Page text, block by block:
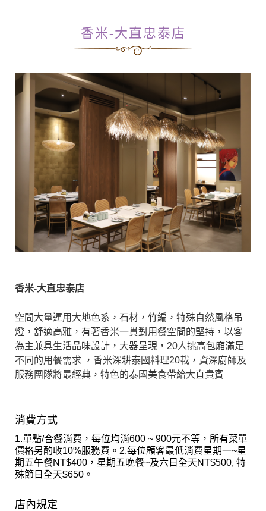
香米-大直忠泰店
香米-大直忠泰店
空間大量運用大地色系，石材，竹編，特殊自然風格吊
燈，舒適高雅，有著香米一貫對用餐空間的堅持，以客
為主兼具生活品味設計，大器呈現，20人挑高包廂滿足
不同的用餐需求 ，香米深耕泰國料理20載，資深廚師及
服務團隊將最經典，特色的泰國美食帶給大直貴賓
消費方式
1.單點/合餐消費，每位均消600 ~ 900元不等， 所有菜單
價格另酌收10%服務費 。2.每位顧客最低消費星期一~星
期五午餐NT$400，星期五晚餐~及六日全天NT$500, 特
殊節日全天$650。
店內規定